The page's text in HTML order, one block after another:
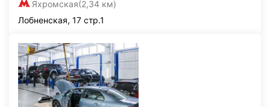
Яхромская(2,34 км)
Лобненская, 17 стр.1